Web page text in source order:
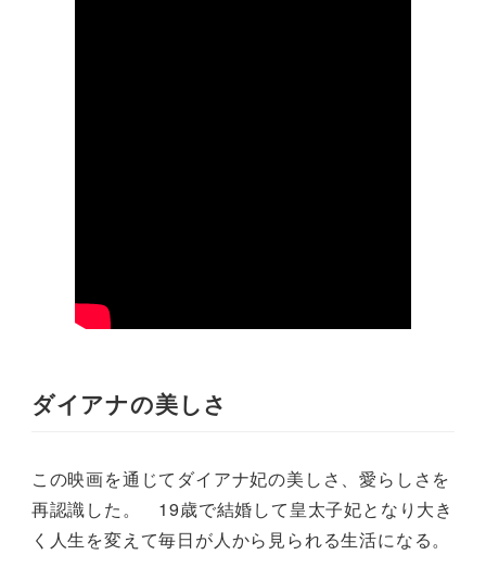
ダイアナの美しさ
この映画を通じてダイアナ妃の美しさ、愛らしさを
再認識した。 19歳で結婚して皇太子妃となり大き
く人生を変えて毎日が人から見られる生活になる。